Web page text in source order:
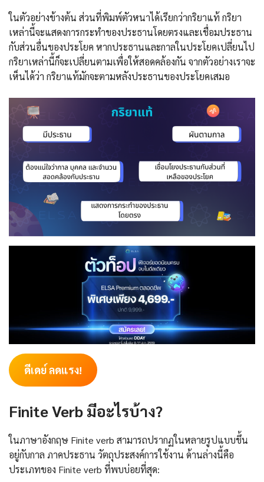
ในตัวอย่างข้างต้น ส่วนที่พิมพ์ตัวหนาได้เรียกว่ากริยาแท้ กริยา
เหล่านี้จะแสดงการกระทำของประธานโดยตรงและเชื่อมประธาน
กับส่วนอื่นของประโยค หากประธานและกาลในประโยคเปลี่ยนไป
กริยาเหล่านี้ก็จะเปลี่ยนตามเพื่อให้สอดคล้องกัน จากตัวอย่างเราจะ
เห็นได้ว่า กริยาแท้มักจะตามหลังประธานของประโยคเสมอ
ดีเดย์ ลดแรง!
Finite Verb มีอะไรบ้าง?
ในภาษาอังกฤษ Finite verb สามารถปรากฏในหลายรูปแบบขึ้น
อยู่กับกาล ภาคประธาน วัตถุประสงค์การใช้งาน ด้านล่างนี้คือ
ประเภทของ Finite verb ที่พบบ่อยที่สุด: